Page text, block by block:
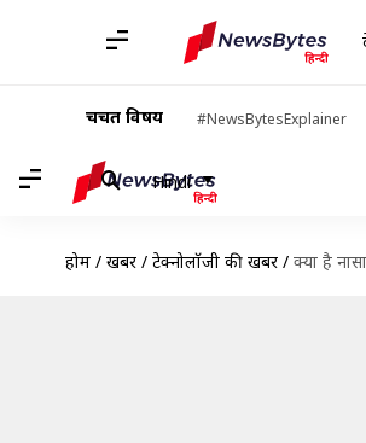
चर्चित विषय #NewsBytesExplainer
Hindi
होम / खबरें / टेक्नोलॉजी की खबरें / क्या है